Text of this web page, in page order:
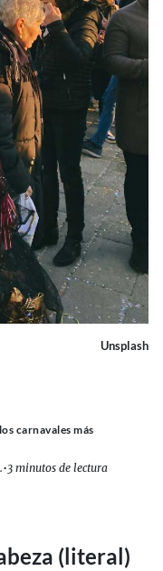
Unsplash
carnavales más
•3 minutos de lectura
(literal)